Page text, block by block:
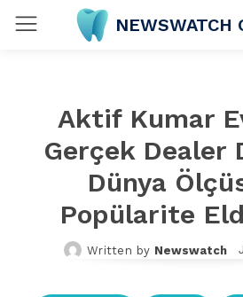
NEWSWATCH
Aktif Kumar
Gerçek Dealer
Dünya
Popülarite
Written by Newswatch